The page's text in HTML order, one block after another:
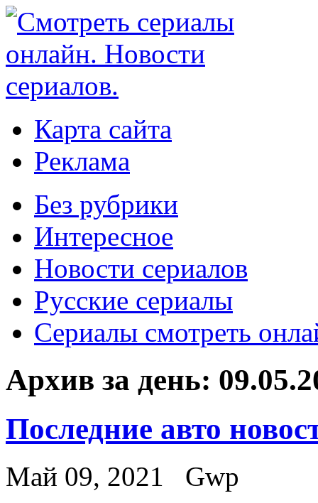
Карта сайта
Реклама
Без рубрики
Интересное
Новости сериалов
Русские сериалы
Сериалы смотреть
Архив за день:
Последние авто
Май 09, 2021
Gwp